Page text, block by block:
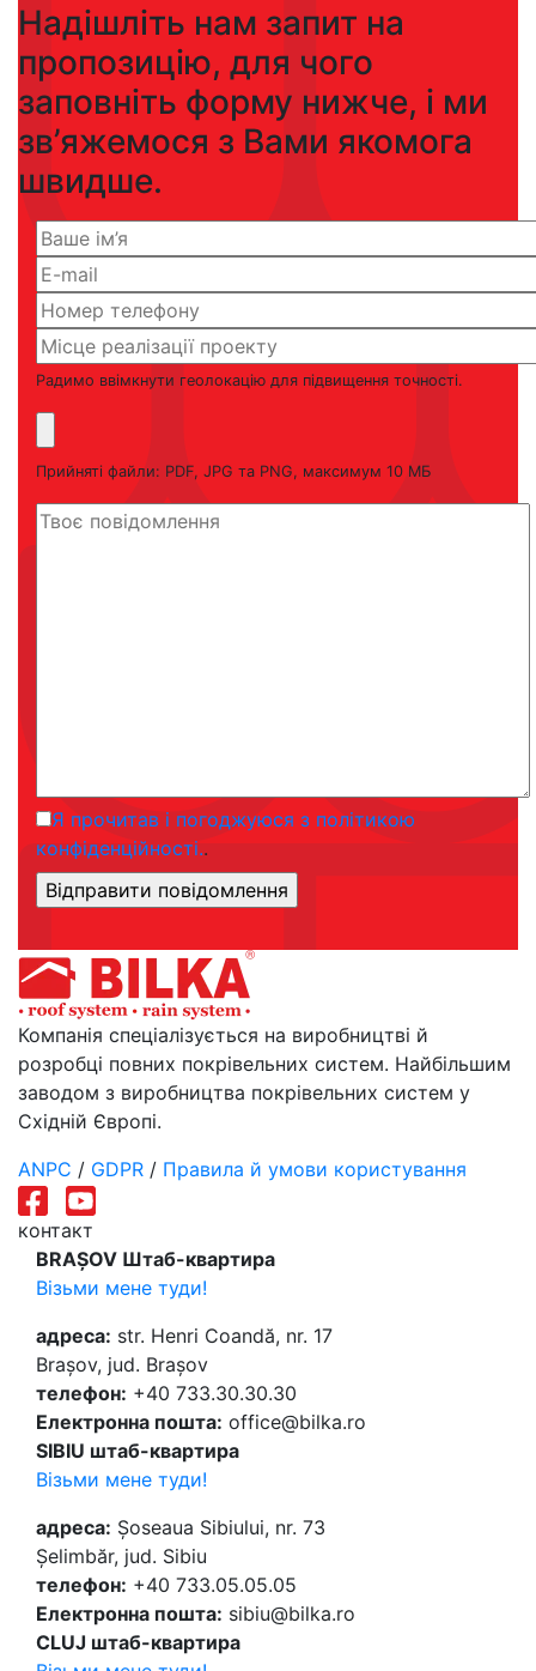
Надішліть нам запит на
пропозицію, для чого
заповніть форму нижче, і ми
зв’яжемося з Вами якомога
швидше.
Радимо ввімкнути геолокацію для підвищення точності.
Прийняті файли: PDF, JPG та PNG, максимум 10 МБ
Я прочитав і погоджуюся з політикою
конфіденційності..
Компанія спеціалізується на виробництві й
розробці повних покрівельних систем. Найбільшим
заводом з виробництва покрівельних систем у
Східній Європі.
ANPC / GDPR / Правила й умови користування
контакт
BRAȘOV Штаб-квартира
Візьми мене туди!
адреса: str. Henri Coandă, nr. 17
Brașov, jud. Brașov
телефон: +40 733.30.30.30
Електронна пошта: office@bilka.ro
SIBIU штаб-квартира
Візьми мене туди!
адреса: Șoseaua Sibiului, nr. 73
Șelimbăr, jud. Sibiu
телефон: +40 733.05.05.05
Електронна пошта: sibiu@bilka.ro
CLUJ штаб-квартира